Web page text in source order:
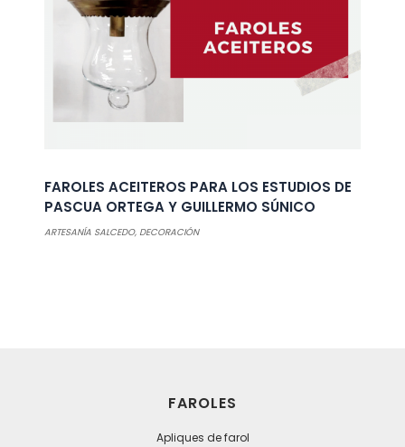
FAROLES ACEITEROS PARA LOS ESTUDIOS DE
PASCUA ORTEGA Y GUILLERMO SÚNICO
ARTESANÍA SALCEDO, DECORACIÓN
FAROLES
Apliques de farol